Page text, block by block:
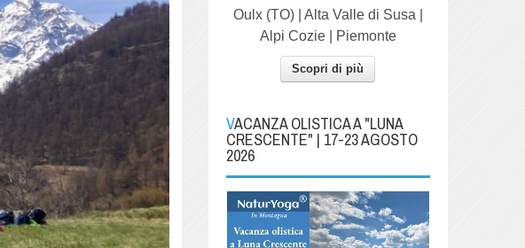
Oulx (TO) | Alta Valle di Susa |
Alpi Cozie | Piemonte
Scopri di più
VACANZA OLISTICA A "LUNA
CRESCENTE" | 17-23 AGOSTO
2026